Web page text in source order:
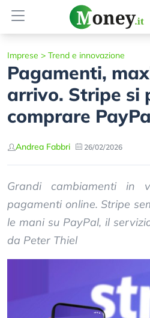
Imprese > Trend e innovazione
Pagamenti,
arrivo. Stripe si
comprare
Andrea Fabbri 26/02/2026
Grandi cambiamenti in
pagamenti online. Stripe
le mani su PayPal, il
da Peter Thiel